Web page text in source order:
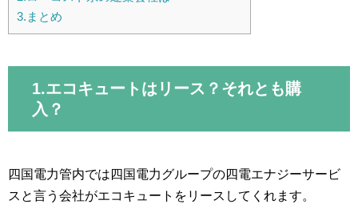
3.まとめ
1.エコキュートはリース？それとも購
入？
四国電力管内では四国電力グループの四電エナジーサービ
スと言う会社がエコキュートをリースしてくれます。